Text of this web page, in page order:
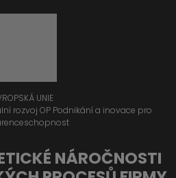
UNIE
rozvoj OP Podnikání a inovace pro
NÁROČNOSTI